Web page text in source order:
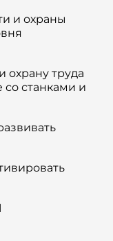
и охраны
охрану труда
со станками и